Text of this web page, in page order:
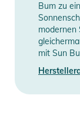
Bum zu
modernen
mit Sun